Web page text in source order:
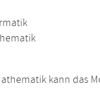
kann das